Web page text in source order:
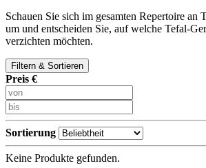
Schauen Sie sich im gesamten Repertoire an
um und entscheiden Sie, auf welche Tefal-
verzichten möchten.
Filtern & Sortieren
Preis €
Sortierung
Keine Produkte gefunden.